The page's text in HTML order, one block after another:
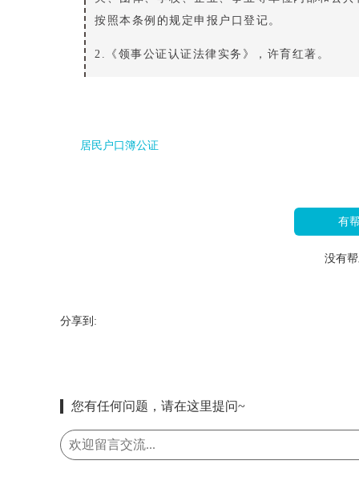
按照本条例的规定申报户口登记。
2.《领事公证认证法律实务》，许育红著。
居民户口簿公证
有
没有
分享到:
您有任何问题，请在这里提问~